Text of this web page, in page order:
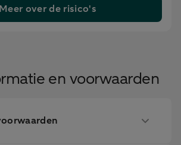
Meer over de risico's
en voorwaarden